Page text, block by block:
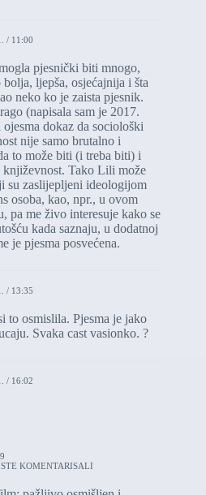
/ 11:00
pjesnički biti mnogo,
ljepša, osjećajnija i šta
neko ko je zaista pjesnik.
(napisala sam je 2017.
dokaz da sociološki
nije samo brutalno i
to može biti (i treba biti) i
književnost. Tako Lili može
su zaslijepljeni ideologijom
osoba, kao, npr., u ovom
pa me živo interesuje kako se
kada saznaju, u dodatnoj
je pjesma posvećena.
/ 13:35
to osmislila. Pjesma je jako
Svaka cast vasionko. ?
/ 16:02
KOMENTARISALI